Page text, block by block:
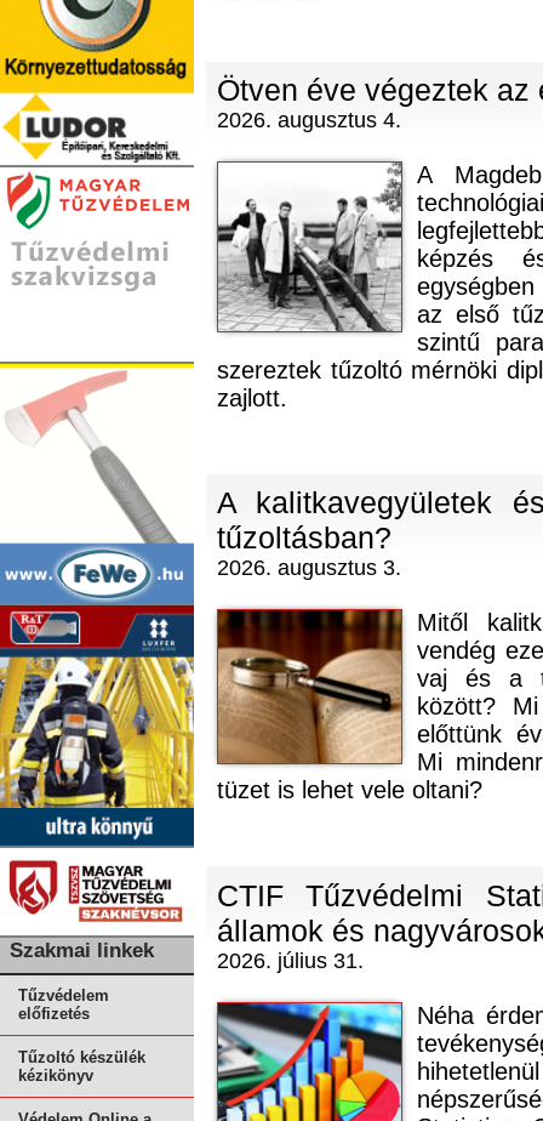
Szakmai linkek
Tűzvédelem
előfizetés
Tűzoltó készülék
kézikönyv
Ötven éve végeztek
2026. augusztus 4.
A
képzés
az első
szintű
szereztek tűzoltó mérnöki
zajlott.
A kalitkavegyületek
tűzoltásban?
2026. augusztus 3.
Mitől
vendég
vaj és a
között?
előttünk
Mi
tüzet is lehet vele oltani?
CTIF Tűzvédelmi
államok és
2026. július 31.
Néha